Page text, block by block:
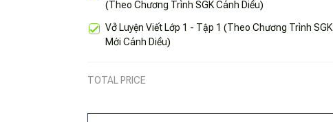
(Theo Chương Trình SGK Cánh Diều)
Vở Luyện Viết Lớp 1 - Tập 1 (Theo Chương Trình SGK
Mới Cánh Diều)
TOTAL PRICE